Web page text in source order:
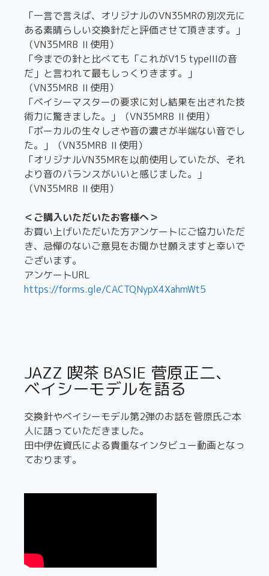
「一言で言えば、オリジナルのVN35MRの別次元に
ある素晴らしい交換針だと評価させて頂きます。」
（VN35MRB Ⅱ使用）
「今までの針と比べても「これがV15 typeIIIの音
だ」と言われて最もしっくりきます。」
（VN35MRB Ⅱ使用）
「ベイシーマスターの要求に対し結果を出された技
術力に驚きました。」（VN35MRB Ⅱ使用）
「ボーカルの生々しさや音の濃さが半端ない音でし
た。」（VN35MRB Ⅱ使用）
「オリジナルVN35MRを以前使用していたが、それ
より音のバランスがいいと感じました。」
（VN35MRB Ⅱ使用）
＜ご購入いただいたお客様へ＞
お買い上げいただいた方アンケートにご協力いただ
き、忌憚のないご意見をお聞かせ願えますと幸いで
ございます。
アンケートURL
https://forms.gle/CACTQNypX4XahmWt5
JAZZ 喫茶 BASIE 菅原正二、
ベイシーモデルを語る
交換針やベイシーモデル第2弾のお話を菅原氏ご本
人に語っていただきました。
田中伊佐資氏による貴重なインタビュー動画となっ
ております。